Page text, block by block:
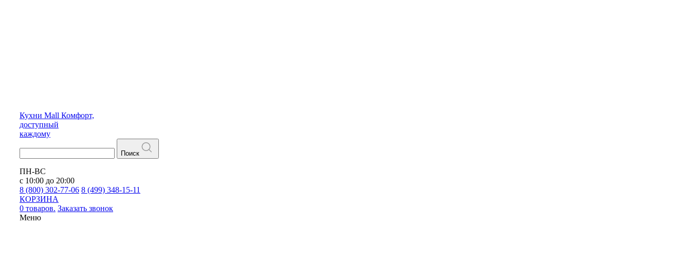
Кухни Mall Комфорт,
доступный
каждому
Поиск
ПН-ВС
с 10:00 до 20:00
8 (800) 302-77-06 8 (499) 348-15-11
КОРЗИНА
0 товаров. Заказать звонок
Меню